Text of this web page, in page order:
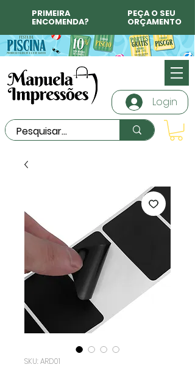
PRIMEIRA
ENCOMENDA?
PEÇA O SEU
ORÇAMENTO
Login
SKU: ARD01